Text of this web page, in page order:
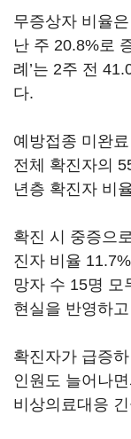
무증상자 비율
난 주 20.8%로
례’는 2주 전
다.
예방접종 미완
전체 확진자의
년층 확진자 비
확진 시 중증으
진자 비율
망자 수 15명 모
현실을 반영하
확진자가 급증
인원도 늘어나
비상의료대응